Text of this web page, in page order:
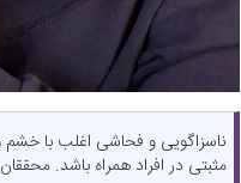
ناسزاگویی و فحاشی اغلب با خشم
مثبتی در افراد همراه باشد.